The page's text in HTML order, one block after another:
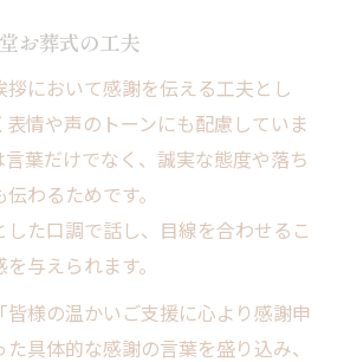
お葬式の工夫
において感謝を伝える工夫とし
情や声のトーンにも配慮していま
葉だけでなく、誠実な態度や落ち
わるためです。
た口調で話し、目線を合わせるこ
与えられます。
皆様の温かいご支援に心より感謝申
具体的な感謝の言葉を盛り込み、